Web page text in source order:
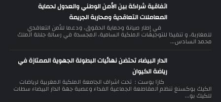
اتفاقية شراكة بين الأمن الوطني والعدول لحماية
المعاملات التعاقدية ومحاربة الجريمة
في إطار صيانة وحماية الحقوق، ودعما للأمن التعاقدي
للمغاربة، و تنفيذا للتوجيهات الملكية السامية، المجسدة في رسالة جلالة الملك
محمد السادس...
الدار البيضاء تحتضن نهائيات البطولة الجهوية الممتازة في
رياضة الكيوان
كازا بوست : تحت اشراف الجامعة الملكية المغربية لرياضات
الكيك بوكسنغ تنظم المقاطعة الجماعية الفداء وعصبة جهة الدار البيضاء سطات
للكيك بو...